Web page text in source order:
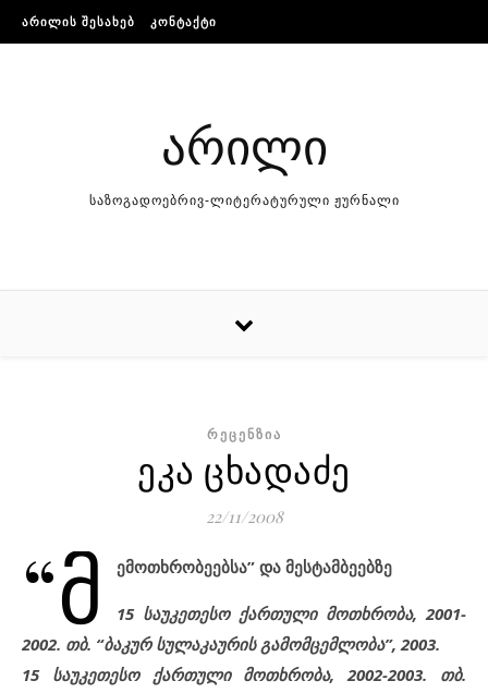
Skip to content
ᲐᲠᲘᲚᲘᲡ ᲨᲔᲡᲐᲮᲔᲑ ᲙᲝᲜᲢᲐᲥᲢᲘ
არილი
საზოგადოებრივ-ლიტერატურული ჟურნალი
ᲠᲔᲪᲔᲜᲖᲘᲐ
ეკა ცხადაძე
22/11/2008
“მ ემოთხრობეებსა” და მესტამბეებზე
15 საუკეთესო ქართული მოთხრობა, 2001-
2002. თბ. “ბაკურ სულაკაურის გამომცემლობა”, 2003.
15 საუკეთესო ქართული მოთხრობა, 2002-2003. თბ.